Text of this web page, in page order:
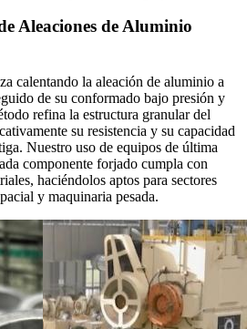
Aleaciones de Aluminio
calentando la aleación de aluminio a
de su conformado bajo presión y
refina la estructura granular del
su resistencia y su capacidad
Nuestro uso de equipos de última
componente forjado cumpla con
haciéndolos aptos para sectores
y maquinaria pesada.